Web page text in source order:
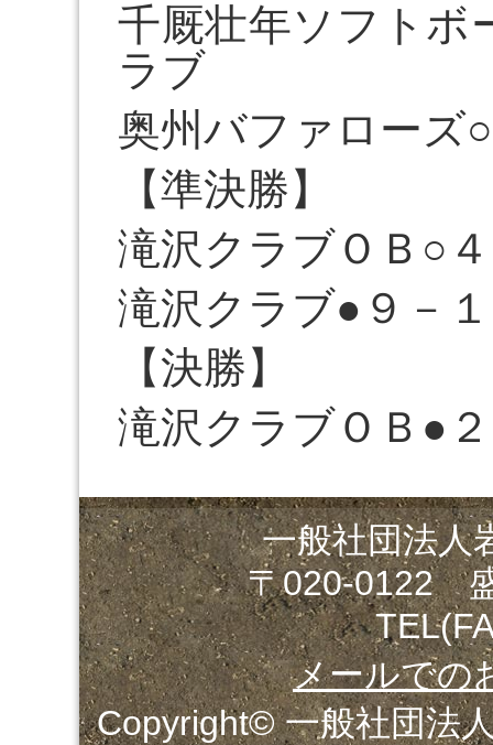
千厩壮年ソフトボ
ラブ
奥州バファローズ
【準決勝】
滝沢クラブＯＢ○
滝沢クラブ●９－
【決勝】
滝沢クラブＯＢ●
一般社団法人
〒020-0122
メールでの
Copyright© 一般社団法